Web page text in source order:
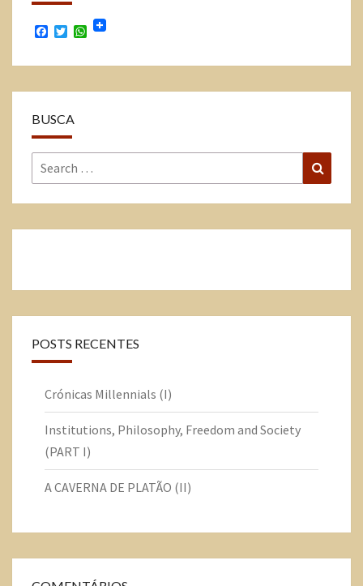
Facebook
TwitterWhatsApp
BUSCA
POSTS RECENTES
Crónicas Millennials (I)
Institutions, Philosophy, Freedom and Society
(PART I)
A CAVERNA DE PLATÃO (II)